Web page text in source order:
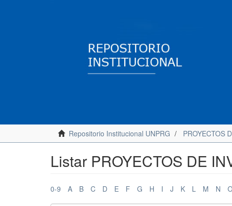
Repositorio Institucional UNPRG PROYECTOS
Listar PROYECTOS DE
0-9 A B C D E F G H I J K L M N